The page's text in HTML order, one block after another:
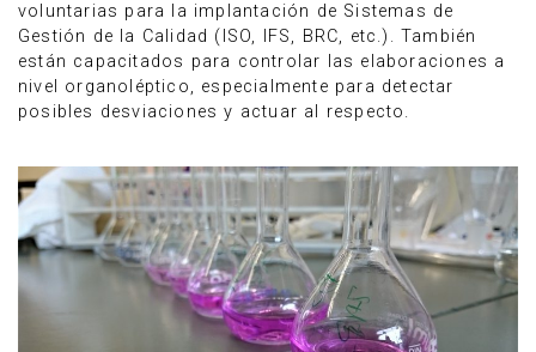
voluntarias para la implantación de Sistemas de
Gestión de la Calidad (ISO, IFS, BRC, etc.). También
están capacitados para controlar las elaboraciones a
nivel organoléptico, especialmente para detectar
posibles desviaciones y actuar al respecto.